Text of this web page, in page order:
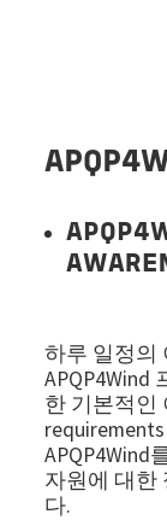
하루 일정의
APQP4Wind
한 기본적인
자원에 대한
다.